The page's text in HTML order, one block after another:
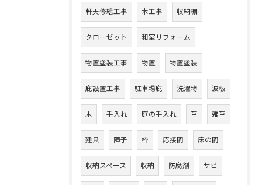
軒天修繕工事 木工事 収納棚
クローゼット 和室リフォーム
物置塗装工事 物置 物置塗装
庇設置工事 駐車場庇 洗濯物 波板
木 手入れ 庭の手入れ 草 雑草
建具 障子 枠 応接間 床の間
収納スペース 収納 防腐剤 サビ